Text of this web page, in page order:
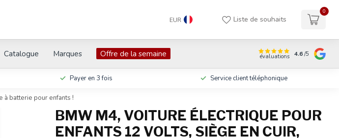
EUR Liste de souhaits
0
Catalogue Marques Offre de la semaine évaluations 4.6/5
Payer en 3 fois Service client téléphonique
à batterie pour enfants !
BMW M4, VOITURE ÉLECTRIQUE POUR
ENFANTS 12 VOLTS, SIÈGE EN CUIR,